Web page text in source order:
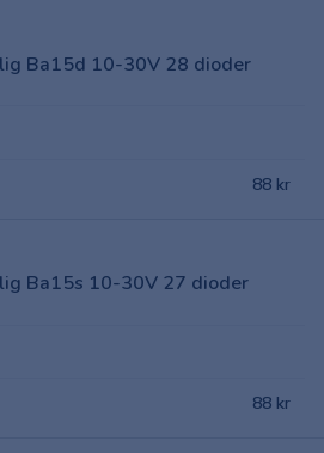
Ba15d 10-30V 28 dioder
88 kr
Ba15s 10-30V 27 dioder
88 kr